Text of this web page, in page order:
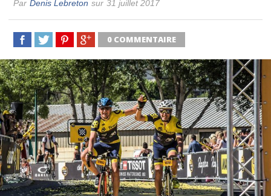
Par Denis Lebreton sur 31 juillet 2017
0 COMMENTAIRE